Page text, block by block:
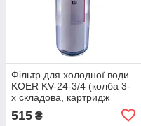
Фільтр для холодної води
KOER KV-24-3/4 (колба 3-
х складова, картридж
(KR5018)
515 ₴